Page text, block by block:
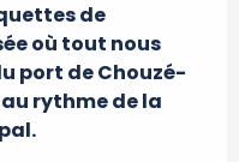
de
où tout nous
port de Chouzé-
rythme de la